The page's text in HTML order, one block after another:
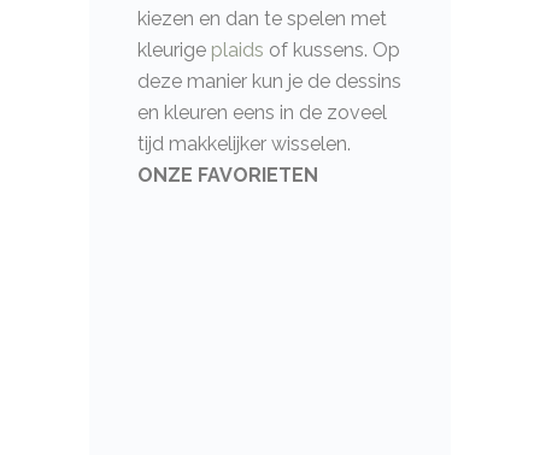
kiezen en dan te spelen met
kleurige plaids of kussens. Op
deze manier kun je de dessins
en kleuren eens in de zoveel
tijd makkelijker wisselen.
ONZE FAVORIETEN